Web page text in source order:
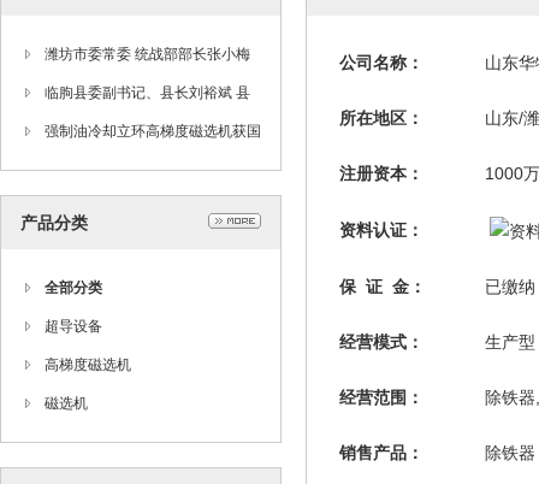
潍坊市委常委 统战部部长张小梅
来公司检查指导
临朐县委副书记、县长刘裕斌 县
委常委、常务副县长衣利民来公司
座谈
强制油冷却立环高梯度磁选机获国
家行业科技奖
产品分类
全部分类
超导设备
高梯度磁选机
磁选机
公司名称： 山东
所在地区： 山东/
注册资本： 1000
资料认证：
保 证 金： 已缴纳
经营模式： 生产型
经营范围： 除铁
销售产品： 除铁